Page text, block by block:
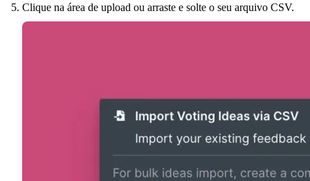
Clique na área de upload ou arraste e solte o seu arquivo CSV.